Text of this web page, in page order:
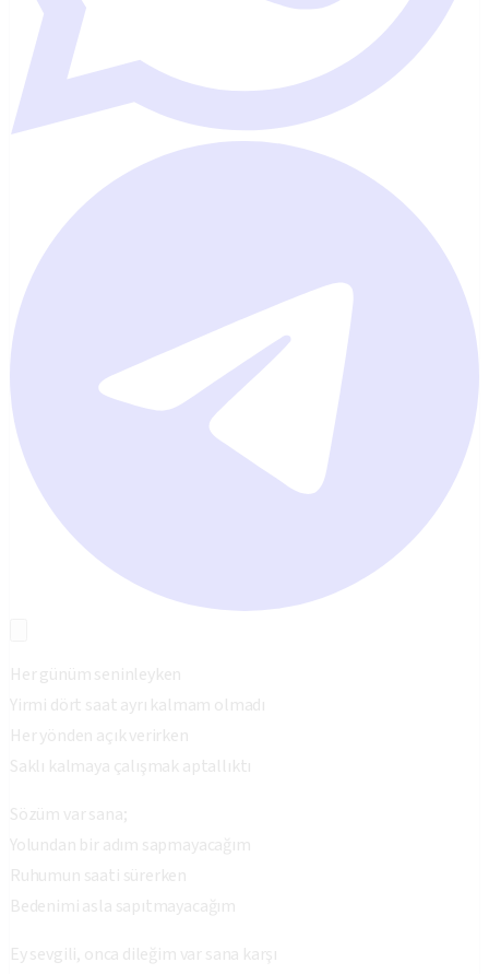
Her günüm seninleyken
Yirmi dört saat ayrı kalmam olmadı
Her yönden açık verirken
Saklı kalmaya çalışmak aptallıktı
Sözüm var sana;
Yolundan bir adım sapmayacağım
Ruhumun saati sürerken
Bedenimi asla sapıtmayacağım
Ey sevgili, onca dileğim var sana karşı